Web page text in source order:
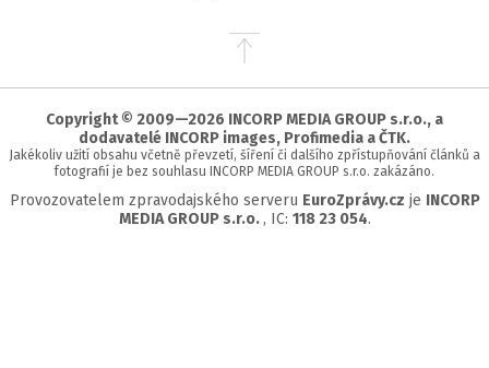
Přejít
stránky
Copyright © 2009—2026 INCORP MEDIA GROUP s.r.o., a
dodavatelé INCORP images, Profimedia a ČTK.
Jakékoliv užití obsahu včetně převzetí, šíření či dalšího zpřístupňování článků a
fotografií je bez souhlasu INCORP MEDIA GROUP s.r.o. zakázáno.
Provozovatelem zpravodajského serveru EuroZprávy.cz je INCORP
MEDIA GROUP s.r.o., IC: 118 23 054.